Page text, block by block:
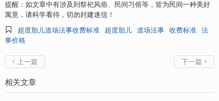
提醒：如文章中有涉及到祭祀风俗、民间习俗等，皆为民间一种美好
寓意，请科学看待，切勿封建迷信！

超度胎儿道场法事收费标准 超度胎儿 道场法事 收费标准
法
事价格
 上一篇 下一篇 
相关文章